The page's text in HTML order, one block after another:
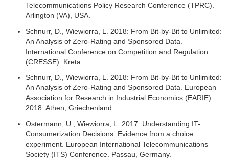
Telecommunications Policy Research Conference (TPRC).
Arlington (VA), USA.
Schnurr, D., Wiewiorra, L. 2018: From Bit-by-Bit to Unlimited:
An Analysis of Zero-Rating and Sponsored Data.
International Conference on Competition and Regulation
(CRESSE). Kreta.
Schnurr, D., Wiewiorra, L. 2018: From Bit-by-Bit to Unlimited:
An Analysis of Zero-Rating and Sponsored Data. European
Association for Research in Industrial Economics (EARIE)
2018. Athen, Griechenland.
Ostermann, U., Wiewiorra, L. 2017: Understanding IT-
Consumerization Decisions: Evidence from a choice
experiment. European International Telecommunications
Society (ITS) Conference. Passau, Germany.